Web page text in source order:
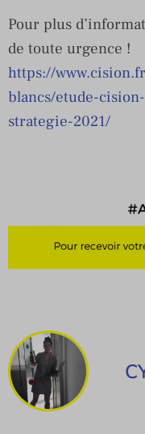
Pour plus
de toute urgence !
https://
blancs/etude-
strategie-2021/